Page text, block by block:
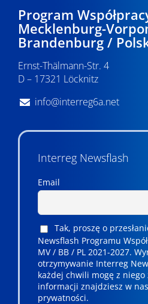
Program
Mecklenburg-
Brandenburg /
Ernst-Thälmann-Str. 4
D – 17321 Löcknitz
info@interreg6a.net
Interreg Newsflash
Email
Tak, proszę o
Newsflash Programu
MV / BB / PL 2021-2027.
otrzymywanie Interreg
każdej chwili mogę z niego
informacji znajdziesz w
prywatności.